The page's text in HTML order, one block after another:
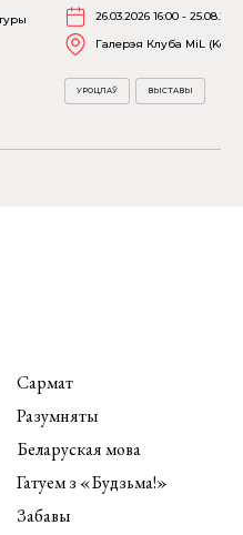
26.03.2026 16:00 -
Галерэя Клуба MiL
УРОЦЛАЎ ВЫСТАВЫ
Сармат
Разумняты
Беларуская мова
Гатуем з «Будзьма!»
Забавы